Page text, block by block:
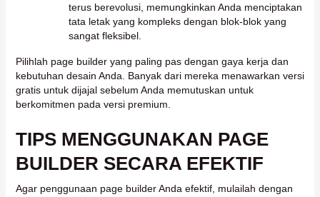
terus berevolusi, memungkinkan Anda menciptakan
tata letak yang kompleks dengan blok-blok yang
sangat fleksibel.
Pilihlah page builder yang paling pas dengan gaya kerja dan
kebutuhan desain Anda. Banyak dari mereka menawarkan versi
gratis untuk dijajal sebelum Anda memutuskan untuk
berkomitmen pada versi premium.
TIPS MENGGUNAKAN PAGE
BUILDER SECARA EFEKTIF
Agar penggunaan page builder Anda efektif, mulailah dengan